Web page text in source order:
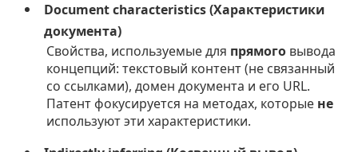
Document characteristics (Характеристики
документа)
Свойства, используемые для прямого вывода
концепций: текстовый контент (не связанный
со ссылками), домен документа и его URL.
Патент фокусируется на методах, которые не
используют эти характеристики.